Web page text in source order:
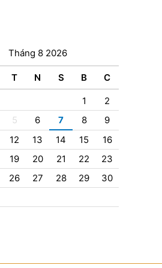
Tháng 8 2026
T N S B C
1
2
5 6 7 8
9
12 13 14 15
16
19 20 21 22
23
26 27 28 29
30